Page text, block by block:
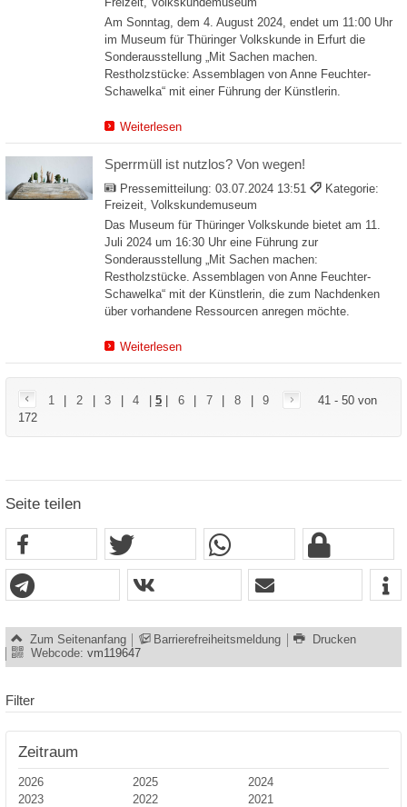
Freizeit, Volkskundemuseum
Am Sonntag, dem 4. August 2024, endet um 11:00 Uhr
im Museum für Thüringer Volkskunde in Erfurt die
Sonderausstellung „Mit Sachen machen.
Restholzstücke: Assemblagen von Anne Feuchter-
Schawelka“ mit einer Führung der Künstlerin.
Weiterlesen
Sperrmüll ist nutzlos? Von wegen!
Pressemitteilung: 03.07.2024 13:51
Kategorie:
Freizeit, Volkskundemuseum
Das Museum für Thüringer Volkskunde bietet am 11.
Juli 2024 um 16:30 Uhr eine Führung zur
Sonderausstellung „Mit Sachen machen:
Restholzstücke. Assemblagen von Anne Feuchter-
Schawelka“ mit der Künstlerin, die zum Nachdenken
über vorhandene Ressourcen anregen möchte.
Weiterlesen
1 2 3 4 5| 6 7 8 9
41 - 50 von
172
Seite teilen
Zum Seitenanfang Barrierefreiheitsmeldung
Drucken
Webcode: vm119647
Filter
Zeitraum
2026 2025
2024
2023
2022
2021